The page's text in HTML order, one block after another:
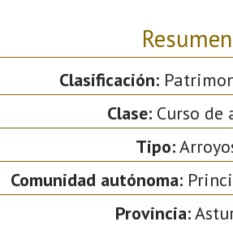
Resumen
Clasificación:
Clase:Curso de
Tipo:
Comunidad autónoma:
Provincia: